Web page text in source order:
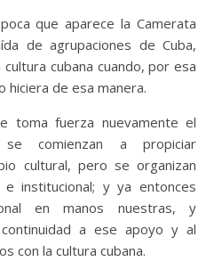
que aparece la Camerata
de agrupaciones de Cuba,
cubana cuando, por esa
hiciera de esa manera.
toma fuerza nuevamente el
comienzan a propiciar
cultural, pero se organizan
institucional; y ya entonces
en manos nuestras, y
a ese apoyo y al
con la cultura cubana.